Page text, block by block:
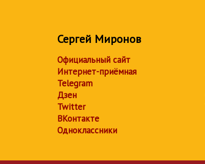
Сергей Миронов
Официальный сайт
Интернет-приёмная
Telegram
Дзен
Twitter
ВКонтакте
Одноклассники